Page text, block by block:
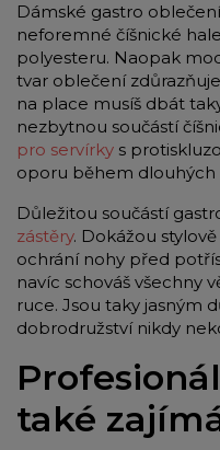
Dámské gastro
neforemné číšnické
polyesteru. Naopak
tvar oblečení
na place musíš dbát
nezbytnou součástí
pro servírky s
oporu během dlouhých
Důležitou součástí
zástěry. Dokážou
ochrání nohy před
navíc schováš všechny
ruce. Jsou taky jasným
dobrodružství nikdy
také